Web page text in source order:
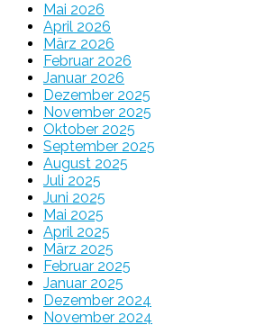
Mai 2026
April 2026
März 2026
Februar 2026
Januar 2026
Dezember 2025
November 2025
Oktober 2025
September 2025
August 2025
Juli 2025
Juni 2025
Mai 2025
April 2025
März 2025
Februar 2025
Januar 2025
Dezember 2024
November 2024